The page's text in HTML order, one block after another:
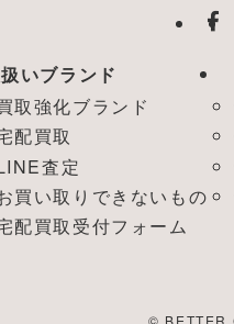
いブランド
取強化ブランド
配買取
査定
買い取りできないもの
配買取受付フォーム